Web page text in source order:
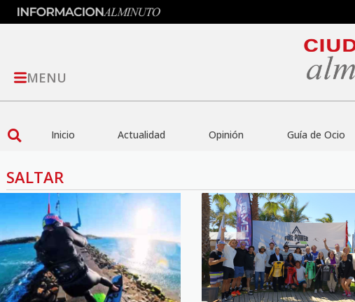
MENU
Inicio Actualidad Opinión Guía de Ocio
SALTAR